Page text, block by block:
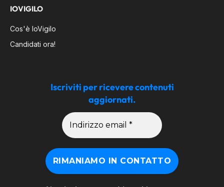
IOVIGILO
Cos'è IoVigilo
Candidati ora!
Iscriviti per ricevere contenuti
aggiornati.